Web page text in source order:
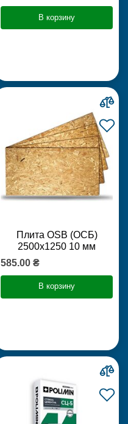
В корзину
Плита OSB (ОСБ)
2500х1250 10 мм
585.00 ₴
В корзину